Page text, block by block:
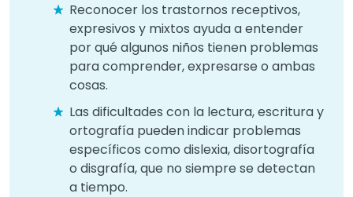
Reconocer los trastornos receptivos,
expresivos y mixtos ayuda a entender
por qué algunos niños tienen problemas
para comprender, expresarse o ambas
cosas.
Las dificultades con la lectura, escritura y
ortografía pueden indicar problemas
específicos como dislexia, disortografía
o disgrafía, que no siempre se detectan
a tiempo.